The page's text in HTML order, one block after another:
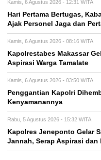
Kamis, 6 Agustus 2026 - 12:31 WITA
Hari Pertama Bertugas,
Ajak Personel Jaga dan
Kamis, 6 Agustus 2026 - 08:16 WITA
Kapolrestabes Makassar
Aspirasi Warga Tamalate
Kamis, 6 Agustus 2026 - 03:50 WITA
Penggantian Kapolri
Kenyamanannya
Rabu, 5 Agustus 2026 - 15:32 WITA
Kapolres Jeneponto Gelar
Jannah, Serap Aspirasi dan